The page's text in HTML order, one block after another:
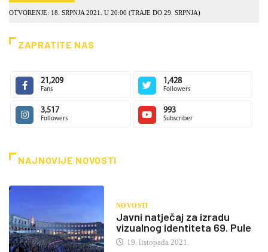
OTVORENJE: 18. SRPNJA 2021. U 20:00 (TRAJE DO 29. SRPNJA)
ZAPRATITE NAS
21,209
Fans
1,428
Followers
3,517
Followers
993
Subscriber
NAJNOVIJE NOVOSTI
NOVOSTI
Javni natječaj za izradu
vizualnog identiteta 69. Pule
19. listopada 2021.